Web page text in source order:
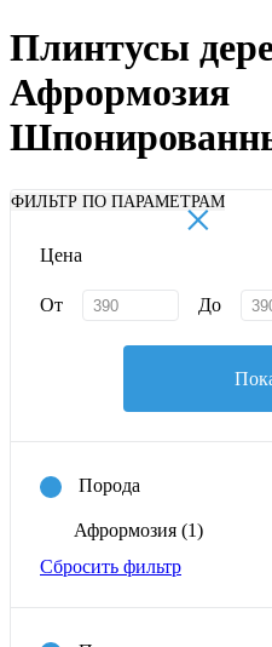
Плинтусы
Афрормозия
ФИЛЬТР ПО ПАРАМЕТРАМ
×
Цена
От До
Порода
Афрормозия (1)
Сбросить фильтр